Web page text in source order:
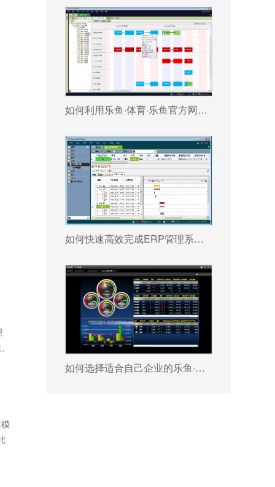
如何利用乐鱼·体育·乐鱼官方网站-乐鱼(中国) 系统更好提升企业运营效率?
如何快速高效完成ERP管理系统配置?
如何选择适合自己企业的乐鱼·体育·乐鱼官方网站-乐鱼(中国) ?